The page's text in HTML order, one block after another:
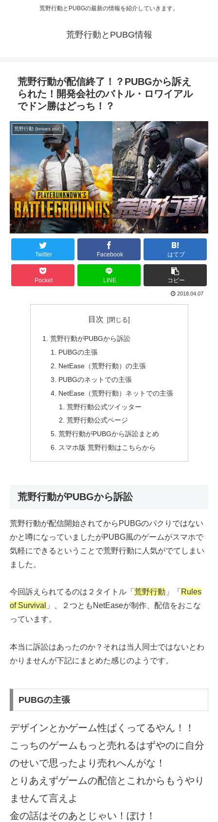
荒野行動とPUBGの最新の情報を紹介していきます。
荒野行動とPUBG情報
荒野行動が配信終了！？PUBGから訴え
られた！開発会社のバトル・ロワイアル
でドン勝はどっち！？
荒野行動 (knives out)
Twitter Facebook はてブ
Pocket LINE コピー
2018.04.07
目次
荒野行動がPUBGから訴訟
PUBGの主張
NetEase（荒野行動）の主張
PUBGのネットでの主張
NetEase（荒野行動）ネットでの主張
荒野行動公式ツイッター
荒野行動公式ページ
荒野行動がPUBGから訴訟まとめ
スマホ版 荒野行動はこちらから
荒野行動がPUBGから訴訟
荒野行動が配信開始されてからPUBGのパクりではない
かと噂になっていましたがPUBG風のゲームがスマホで
気軽にできるということで荒野行動に人気がでてしまい
ました。
今回訴えられてるのは２タイトル「 荒野行動 」「 Rules
of Survival 」、２つともNetEaseが制作、配信をおこな
っています。
本当に訴訟はあったのか？それは当人同士ではないとわ
かりませんが下記にまとめた感じのようです。
PUBGの主張
デザインとかゲーム性ぱくってるやん！！
こっちのゲームもっと売れるはずやのに自分
のせいで思ったより売れへんがな！
とりあえずゲームの配信とこれからもうやり
ませんて言えよ
金の話はそのあとじゃい！ぼけ！